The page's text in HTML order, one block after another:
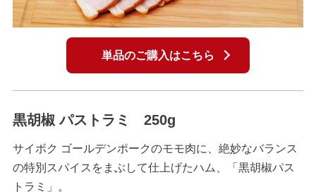
単品のご購入はこちら
黒胡椒 パストラミ 250g
サイボク ゴールデンポークのモモ肉に、絶妙なバランス
の特別スパイスをまぶして仕上げたハム、「黒胡椒パス
トラミ」。